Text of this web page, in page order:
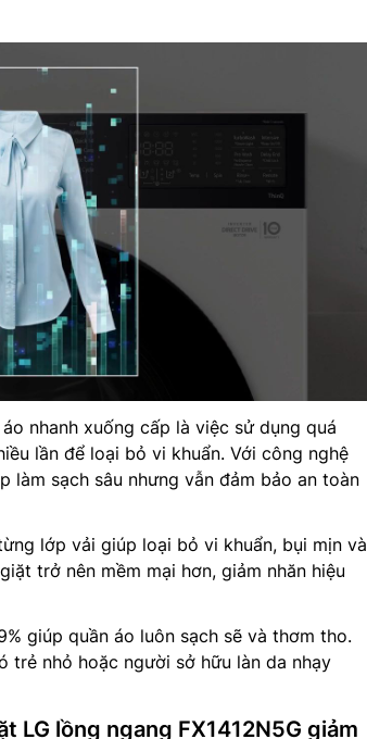
nhanh xuống cấp là việc sử dụng quá
lần để loại bỏ vi khuẩn. Với công nghệ
làm sạch sâu nhưng vẫn đảm bảo an toàn
lớp vải giúp loại bỏ vi khuẩn, bụi mịn và
trở nên mềm mại hơn, giảm nhăn hiệu
giúp quần áo luôn sạch sẽ và thơm tho.
nhỏ hoặc người sở hữu làn da nhạy
LG lồng ngang FX1412N5G giảm